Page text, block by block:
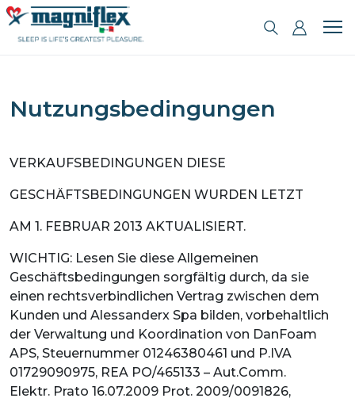
Nutzungsbedingungen
VERKAUFSBEDINGUNGEN DIESE
GESCHÄFTSBEDINGUNGEN WURDEN LETZT
AM 1. FEBRUAR 2013 AKTUALISIERT.
WICHTIG: Lesen Sie diese Allgemeinen
Geschäftsbedingungen sorgfältig durch, da sie
einen rechtsverbindlichen Vertrag zwischen dem
Kunden und Alessanderx Spa bilden, vorbehaltlich
der Verwaltung und Koordination von DanFoam
APS, Steuernummer 01246380461 und P.IVA
01729090975, REA PO/465133 – Aut.Comm.
Elektr. Prato 16.07.2009 Prot. 2009/0091826,